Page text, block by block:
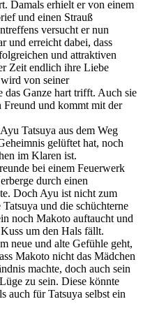
Damals erhielt er von einem
und einen Strauß
versucht er nun
und erreicht dabei, dass
und attraktiven
Zeit endlich ihre Liebe
von seiner
das Ganze hart trifft. Auch sie
und kommt mit der
Tatsuya aus dem Weg
gelüftet hat, noch
im Klaren ist.
bei einem Feuerwerk
durch einen
Doch Ayu ist nicht zum
und die schüchterne
noch Makoto auftaucht und
um den Hals fällt.
neue und alte Gefühle geht,
Makoto nicht das Mädchen
machte, doch auch sein
zu sein. Diese könnte
auch für Tatsuya selbst ein